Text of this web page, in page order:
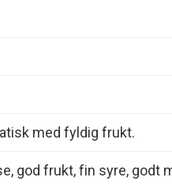
med fyldig frukt.
god frukt, fin syre, godt